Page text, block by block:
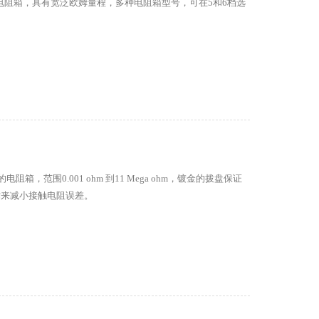
箱，具有宽泛欧姆量程，多种电阻箱型号，可在5和6档选
阻箱，范围0.001 ohm 到11 Mega ohm，镀金的拨盘保证
减小接触电阻误差。